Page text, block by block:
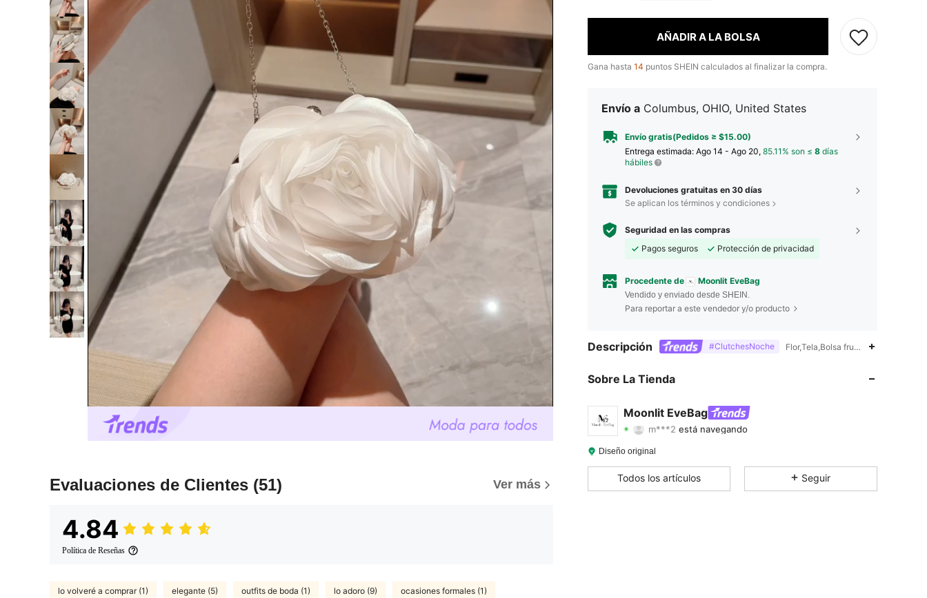
Evaluaciones de Clientes (51) Ver más
4.84
Política de Reseñas
lo volveré a comprar (1) elegante (5) outfits de boda (1) lo adoro (9) ocasiones formales (1)
AÑADIR A LA BOLSA
Gana hasta 14 puntos SHEIN calculados al finalizar la compra.
Envío a Columbus, OHIO, United States
Envío gratis(Pedidos ≥ $15.00)
Entrega estimada: Ago 14 - Ago 20, 85.11% son ≤ 8 días
hábiles
Devoluciones gratuitas en 30 días
Se aplican los términos y condiciones
Seguridad en las compras
Pagos seguros
Protección de privacidad
Procedente de Moonlit EveBag
Vendido y enviado desde SHEIN.
Para reportar a este vendedor y/o producto
Descripción #ClutchesNoche Flor,Tela,Bolsa fruncido
Sobre La Tienda
Moonlit EveBag
4.91 305 90K
m***2 está navegando
4.91 Calificación 305Artículos
4.91
Diseño original
Todos los artículos Seguir